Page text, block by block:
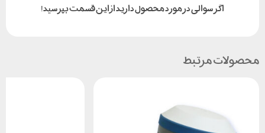
اگر سوالی در مورد محصول دارید از این قسمت بپرسید!
محصولات مرتبط